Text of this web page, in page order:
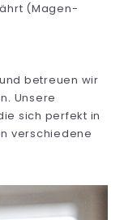
(Magen-
betreuen wir
Unsere
sich perfekt in
verschiedene